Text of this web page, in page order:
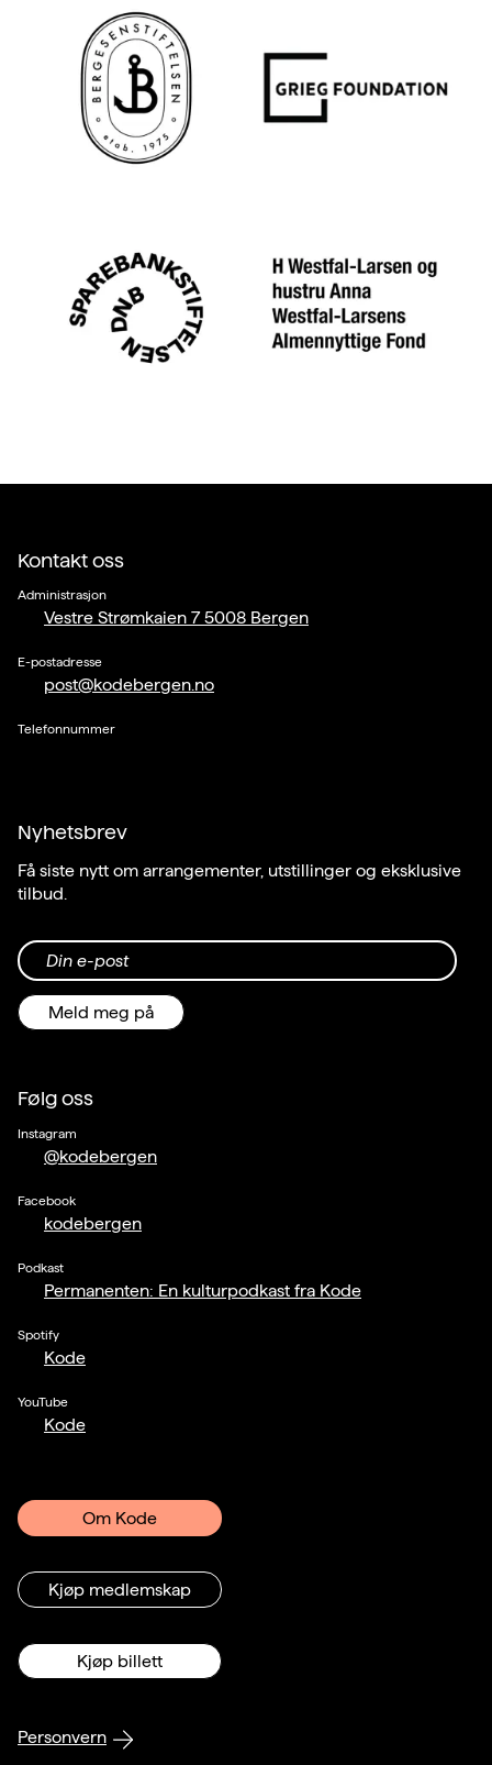
Kontakt oss
Administrasjon
Vestre Strømkaien 7 5008 Bergen
E-postadresse
post@kodebergen.no
Telefonnummer
Nyhetsbrev
Få siste nytt om arrangementer, utstillinger og eksklusive
tilbud.
Din e-post
Meld meg på
Følg oss
Instagram
@kodebergen
Facebook
kodebergen
Podkast
Permanenten: En kulturpodkast fra Kode
Spotify
Kode
YouTube
Kode
Om Kode
Kjøp medlemskap
Kjøp billett
Personvern